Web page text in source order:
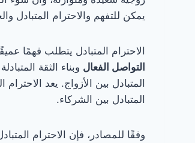
يمكن للتفهم والاحترام
الاحترام المتبادل يتطلب فهمًا
التواصل الفعال وبناء الثقة
المتبادل بين الأزواج. يعد
المتبادل بين الشركاء.
وفقًا للمصادر، فإن الاحترام